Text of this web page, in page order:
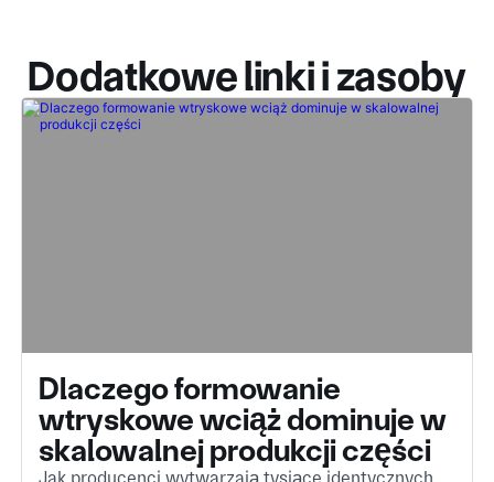
Dodatkowe linki i zasoby
Dlaczego formowanie
wtryskowe wciąż dominuje w
skalowalnej produkcji części